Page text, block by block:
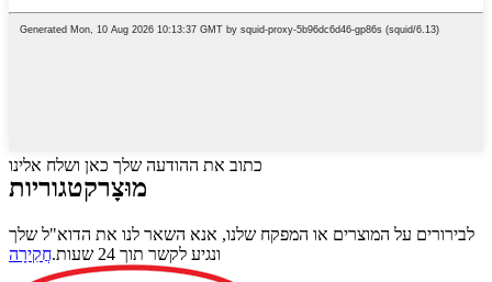
כתוב את ההודעה שלך כאן ושלח אלינו
מוּצָרקטגוריות
לבירורים על המוצרים או המפקח שלנו, אנא השאר לנו את הדוא"ל שלך
ונגיע לקשר תוך 24 שעות.
חֲקִירָה